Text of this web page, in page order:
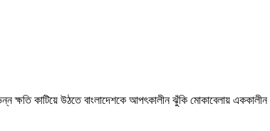
ক্ষতি কাটিয়ে উঠতে বাংলাদেশকে আপৎকালীন ঝুঁকি মোকাবেলায়